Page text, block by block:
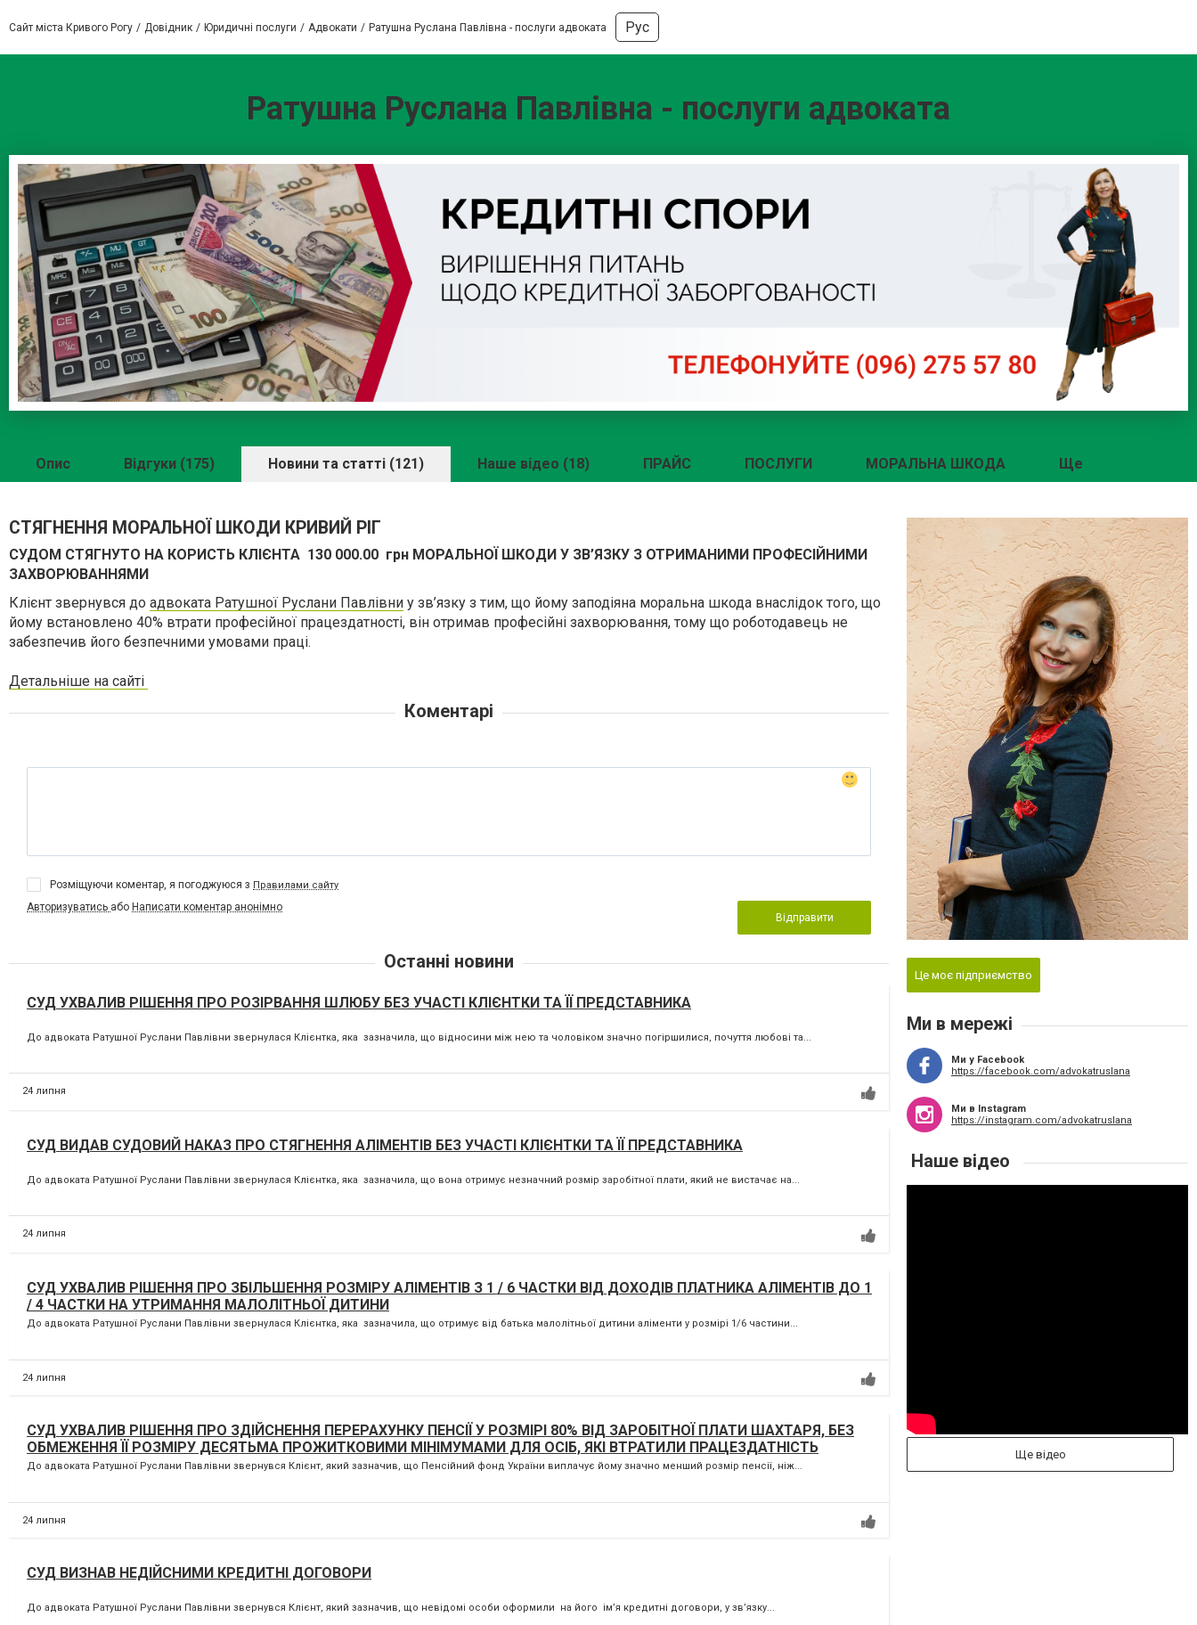
Сайт міста Кривого Рогу Довідник Юридичні послуги Адвокати Ратушна Руслана Павлівна - послуги адвоката Рус
Ратушна Руслана Павлівна - послуги адвоката
Опис Відгуки (175) Новини та статті (121) Наше відео (18) ПРАЙС ПОСЛУГИ МОРАЛЬНА ШКОДА Ще
СТЯГНЕННЯ МОРАЛЬНОЇ ШКОДИ КРИВИЙ РІГ
СУДОМ СТЯГНУТО НА КОРИСТЬ КЛІЄНТА 130 000.00 грн МОРАЛЬНОЇ ШКОДИ У ЗВ’ЯЗКУ З ОТРИМАНИМИ ПРОФЕСІЙНИМИ
ЗАХВОРЮВАННЯМИ
Клієнт звернувся до адвоката Ратушної Руслани Павлівни у зв’язку з тим, що йому заподіяна моральна шкода внаслідок того, що
йому встановлено 40% втрати професійної працездатності, він отримав професійні захворювання, тому що роботодавець не
забезпечив його безпечними умовами праці.
Детальніше на сайті
Коментарі
Розміщуючи коментар, я погоджуюся з Правилами сайту
Авторизуватись або Написати коментар анонімно
Відправити
Останні новини
СУД УХВАЛИВ РІШЕННЯ ПРО РОЗІРВАННЯ ШЛЮБУ БЕЗ УЧАСТІ КЛІЄНТКИ ТА ЇЇ ПРЕДСТАВНИКА
До адвоката Ратушної Руслани Павлівни звернулася Клієнтка, яка зазначила, що відносини між нею та чоловіком значно погіршилися, почуття любові та...
24 липня
СУД ВИДАВ СУДОВИЙ НАКАЗ ПРО СТЯГНЕННЯ АЛІМЕНТІВ БЕЗ УЧАСТІ КЛІЄНТКИ ТА ЇЇ ПРЕДСТАВНИКА
До адвоката Ратушної Руслани Павлівни звернулася Клієнтка, яка зазначила, що вона отримує незначний розмір заробітної плати, який не вистачає на...
24 липня
СУД УХВАЛИВ РІШЕННЯ ПРО ЗБІЛЬШЕННЯ РОЗМІРУ АЛІМЕНТІВ З 1 / 6 ЧАСТКИ ВІД ДОХОДІВ ПЛАТНИКА АЛІМЕНТІВ ДО 1
/ 4 ЧАСТКИ НА УТРИМАННЯ МАЛОЛІТНЬОЇ ДИТИНИ
До адвоката Ратушної Руслани Павлівни звернулася Клієнтка, яка зазначила, що отримує від батька малолітньої дитини аліменти у розмірі 1/6 частини...
24 липня
СУД УХВАЛИВ РІШЕННЯ ПРО ЗДІЙСНЕННЯ ПЕРЕРАХУНКУ ПЕНСІЇ У РОЗМІРІ 80% ВІД ЗАРОБІТНОЇ ПЛАТИ ШАХТАРЯ, БЕЗ
ОБМЕЖЕННЯ ЇЇ РОЗМІРУ ДЕСЯТЬМА ПРОЖИТКОВИМИ МІНІМУМАМИ ДЛЯ ОСІБ, ЯКІ ВТРАТИЛИ ПРАЦЕЗДАТНІСТЬ
До адвоката Ратушної Руслани Павлівни звернувся Клієнт, який зазначив, що Пенсійний фонд України виплачує йому значно менший розмір пенсії, ніж...
24 липня
СУД ВИЗНАВ НЕДІЙСНИМИ КРЕДИТНІ ДОГОВОРИ
До адвоката Ратушної Руслани Павлівни звернувся Клієнт, який зазначив, що невідомі особи оформили на його ім’я кредитні договори, у зв’язку...
Це моє підприємство
Ми в мережі
Ми у Facebook
https://facebook.com/advokatruslana
Ми в Instagram
https://instagram.com/advokatruslana
Наше відео
Ще відео